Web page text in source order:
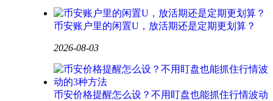
币安账户里的闲置U，放活期还是定期更划算？
2026-08-03
币安价格提醒怎么设？不用盯盘也能抓住行情波动